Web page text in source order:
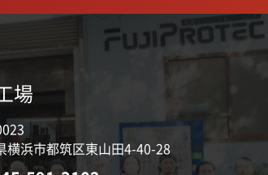
場
横浜市都筑区東山田4-40-28